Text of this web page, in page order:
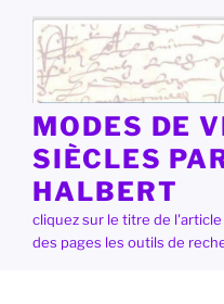
contenu
principal
MODES DE
SIÈCLES
HALBERT
cliquez sur le titre de
des pages les outils de